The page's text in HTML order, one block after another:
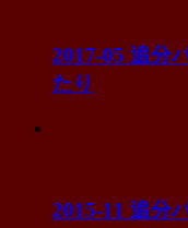
2017-05 追分
たり
2015-11 追分